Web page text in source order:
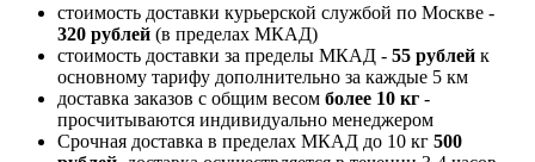
стоимость доставки курьерской службой по Москве -
320 рублей (в пределах МКАД)
стоимость доставки за пределы МКАД - 55 рублей к
основному тарифу дополнительно за каждые 5 км
доставка заказов с общим весом более 10 кг -
просчитываются индивидуально менеджером
Срочная доставка в пределах МКАД до 10 кг 500